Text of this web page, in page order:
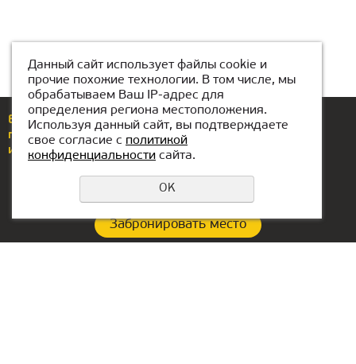
Еcли у вас возникли вопросы или предложения,
позвоните по номеру +7(776)077-31-01
или напишите намatyrau@kiber1.com
Забронировать место
Данный сайт использует файлы cookie и
прочие похожие технологии. В том числе, мы
обрабатываем Ваш IP-адрес для
определения региона местоположения.
Используя данный сайт, вы подтверждаете
свое согласие с политикой
конфиденциальности сайта.
OK